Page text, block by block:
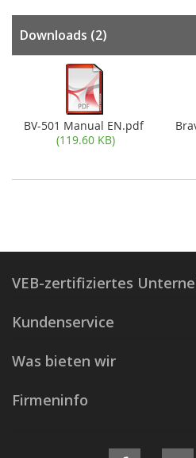
Downloads (2)
BV-501 Manual EN.pdf
(119.60 KB)
VEB-zertifiziertes
Kundenservice
Was bieten wir
Firmeninfo